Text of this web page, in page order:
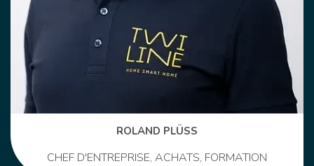
ROLAND PLÜSS
CHEF D'ENTREPRISE, ACHATS, FORMATION